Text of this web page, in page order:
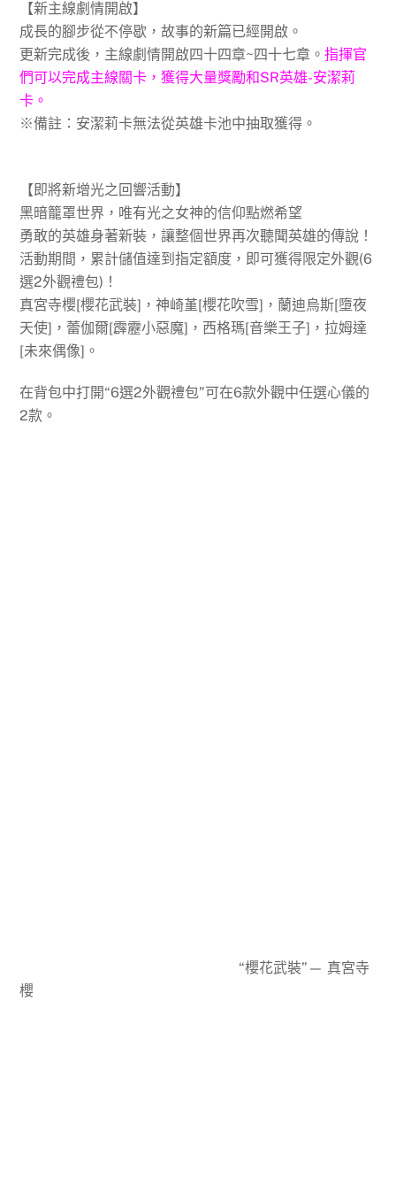
【新主線劇情開啟】
成長的腳步從不停歇，故事的新篇已經開啟。
更新完成後，主線劇情開啟四十四章~四十七章。指揮官
們可以完成主線關卡，獲得大量獎勵和SR英雄-安潔莉
卡。
※備註：安潔莉卡無法從英雄卡池中抽取獲得。
【即將新增光之回響活動】
黑暗籠罩世界，唯有光之女神的信仰點燃希望
勇敢的英雄身著新裝，讓整個世界再次聽聞英雄的傳說！
活動期間，累計儲值達到指定額度，即可獲得限定外觀(6
選2外觀禮包)！
真宮寺櫻[櫻花武裝]，神崎堇[櫻花吹雪]，蘭迪烏斯[墮夜
天使]，蕾伽爾[霹靂小惡魔]，西格瑪[音樂王子]，拉姆達
[未來偶像]。
在背包中打開“6選2外觀禮包”可在6款外觀中任選心儀的
2款。
“櫻花武裝”— 真宮寺
櫻